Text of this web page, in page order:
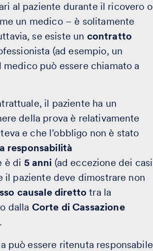
al paziente durante il ricovero o
un medico – è solitamente
se esiste un contratto
(ad esempio, un
può essere chiamato a
il paziente ha un
della prova è relativamente
e che l’obbligo non è stato
responsabilità
è di 5 anni (ad eccezione dei casi
il paziente deve dimostrare non
causale diretto tra la
dalla Corte di Cassazione
può essere ritenuta responsabile